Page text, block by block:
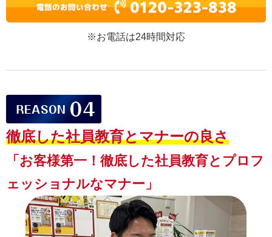
※お電話は24時間対応
徹底した社員教育とマナーの良さ
「お客様第一！徹底した社員教育とプロフ
ェッショナルなマナー」